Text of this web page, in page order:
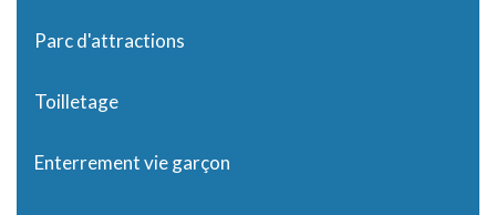
Parc d'attractions
Toilletage
Enterrement vie garçon